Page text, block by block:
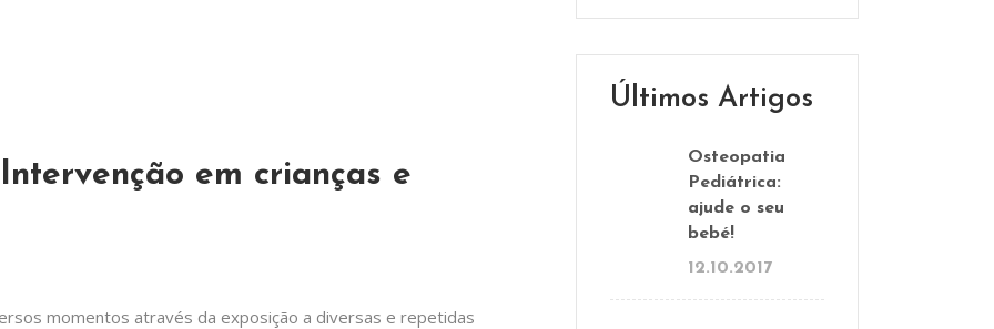
em crianças e
momentos através da exposição a diversas e repetidas
Últimos Artigos
Osteopatia
Pediátrica:
ajude o seu
bebé!
12.10.2017